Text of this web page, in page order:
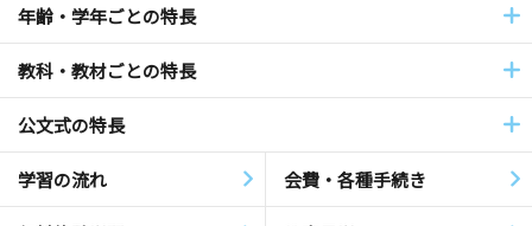
年齢・学年ごとの特長
教科・教材ごとの特長
公文式の特長
学習の流れ 会費・各種手続き